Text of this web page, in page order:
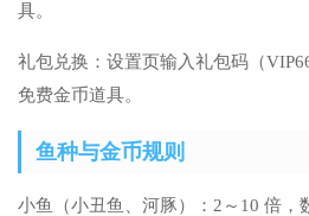
具。
礼包兑换：设置页输入礼包码（
免费金币道具。
鱼种与金币规则
小鱼（小丑鱼、河豚）：2～10 倍，